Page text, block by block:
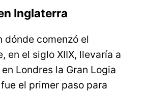
Inglaterra
dónde comenzó el
en el siglo XIIX, llevaría a
Londres la Gran Logia
el primer paso para